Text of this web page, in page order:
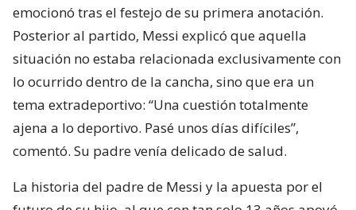
emocionó tras el festejo de su primera anotación.
Posterior al partido, Messi explicó que aquella
situación no estaba relacionada exclusivamente con
lo ocurrido dentro de la cancha, sino que era un
tema extradeportivo: “Una cuestión totalmente
ajena a lo deportivo. Pasé unos días difíciles”,
comentó. Su padre venía delicado de salud.
La historia del padre de Messi y la apuesta por el